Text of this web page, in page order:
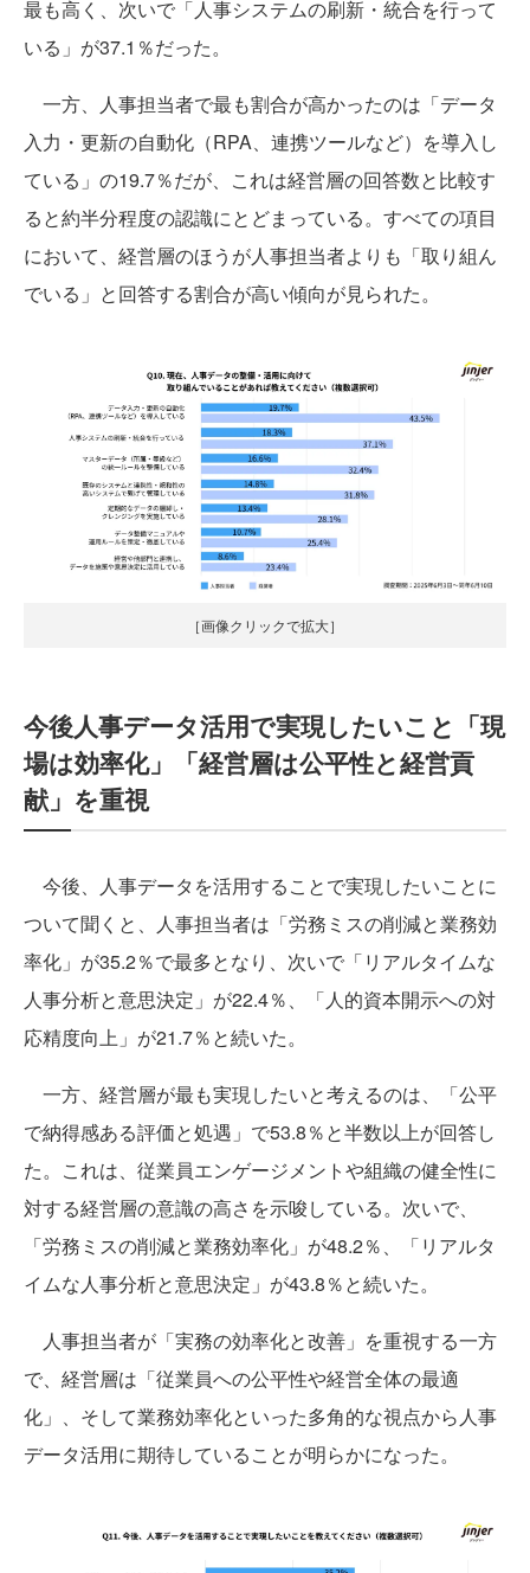
最も高く、次いで「人事システムの刷新・統合を行って
いる」が37.1％だった。
一方、人事担当者で最も割合が高かったのは「データ
入力・更新の自動化（RPA、連携ツールなど）を導入し
ている」の19.7％だが、これは経営層の回答数と比較す
ると約半分程度の認識にとどまっている。すべての項目
において、経営層のほうが人事担当者よりも「取り組ん
でいる」と回答する割合が高い傾向が見られた。
［画像クリックで拡大］
今後人事データ活用で実現したいこと「現
場は効率化」「経営層は公平性と経営貢
献」を重視
今後、人事データを活用することで実現したいことに
ついて聞くと、人事担当者は「労務ミスの削減と業務効
率化」が35.2％で最多となり、次いで「リアルタイムな
人事分析と意思決定」が22.4％、「人的資本開示への対
応精度向上」が21.7％と続いた。
一方、経営層が最も実現したいと考えるのは、「公平
で納得感ある評価と処遇」で53.8％と半数以上が回答し
た。これは、従業員エンゲージメントや組織の健全性に
対する経営層の意識の高さを示唆している。次いで、
「労務ミスの削減と業務効率化」が48.2％、「リアルタ
イムな人事分析と意思決定」が43.8％と続いた。
人事担当者が「実務の効率化と改善」を重視する一方
で、経営層は「従業員への公平性や経営全体の最適
化」、そして業務効率化といった多角的な視点から人事
データ活用に期待していることが明らかになった。